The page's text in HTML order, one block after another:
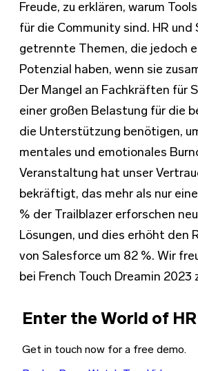
Freude, zu erklären, warum
für die Community sind. HR und
getrennte Themen, die jedoch
Potenzial haben, wenn sie
Der Mangel an Fachkräften für
einer großen Belastung für die
die Unterstützung benötigen,
mentales und emotionales
Veranstaltung hat unser
bekräftigt, das mehr als nur
% der Trailblazer erforschen
Lösungen, und dies erhöht den
von Salesforce um 82 %. Wir
bei French Touch Dreamin 2023
Enter the World of HR
Get in touch now for a free demo.